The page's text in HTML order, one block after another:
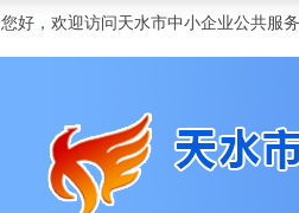
您好，欢迎访问天水市中小企业公共服